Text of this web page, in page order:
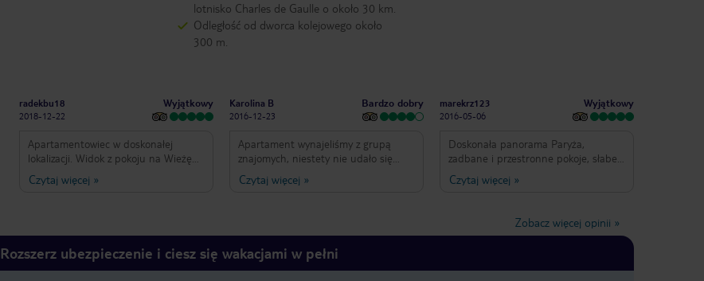
lotnisko Charles de Gaulle o około 30 km.
Odległość od dworca kolejowego około
300 m.
radekbu18
2018-12-22
Wyjątkowy
Apartamentowiec w doskonałej
lokalizacji. Widok z pokoju na Wieżę
Eiffla. Blisko do metro, spacerem do
wieży 10 minut. Ogromna ilość
naprawdę przyjemny. Miałem okazję
mieszkać w apartamencie, w którym
Czytaj więcej »
Karolina B
2016-12-23
Bardzo dobry
Apartament wynajeliśmy z grupą
znajomych, niestety nie udało się
trafić na pokój z dobrym widokiem na
wieżę, mimo to widok na miasto z 23
składał się z sypialni i salonu z
aneksem kuchennym. Jedynym
Czytaj więcej »
marekrz123
2016-05-06
Wyjątkowy
Doskonała panorama Paryża,
zadbane i przestronne pokoje, słabe
wi-fi. Jeżeli chodzi o obsługę to
zdarzyło się przedostatniego dnia
wejściowe. Problem udało się
rozwiązać. Nie zostałem obsłużony na
Czytaj więcej »
Zobacz więcej opinii »
Rozszerz ubezpieczenie i ciesz się wakacjami w pełni